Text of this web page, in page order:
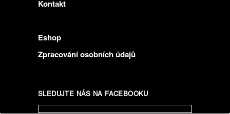
Kontakt
Eshop
Zpracování osobních údajů
SLEDUJTE NÁS NA FACEBOOKU